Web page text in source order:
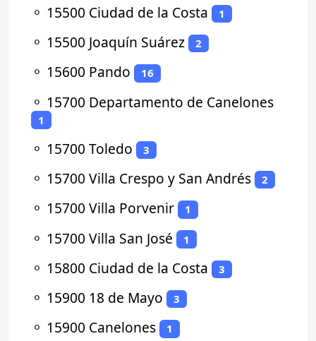
⚬ 15500 Ciudad de la Costa 1
⚬ 15500 Joaquín Suárez 2
⚬ 15600 Pando 16
⚬ 15700 Departamento de Canelones
1
⚬ 15700 Toledo 3
⚬ 15700 Villa Crespo y San Andrés 2
⚬ 15700 Villa Porvenir 1
⚬ 15700 Villa San José 1
⚬ 15800 Ciudad de la Costa 3
⚬ 15900 18 de Mayo 3
⚬ 15900 Canelones 1